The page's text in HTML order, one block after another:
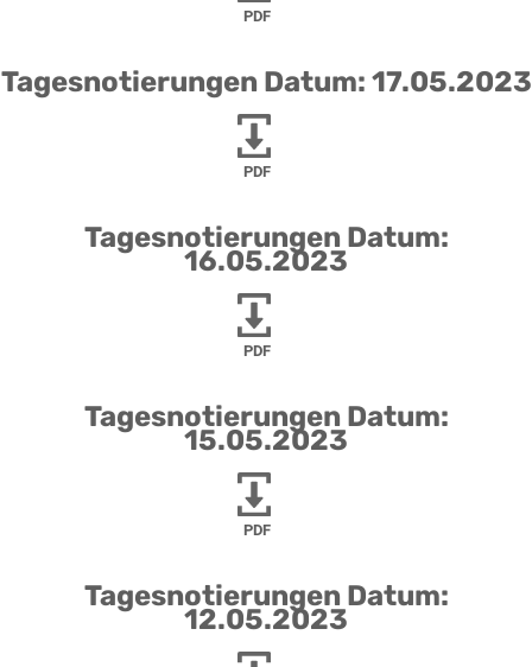
PDF
Tagesnotierungen Datum: 17.05.2023
PDF
Tagesnotierungen Datum:
16.05.2023
PDF
Tagesnotierungen Datum:
15.05.2023
PDF
Tagesnotierungen Datum:
12.05.2023